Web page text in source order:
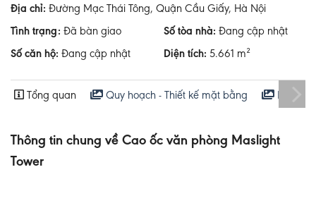
Địa chỉ: Đường Mạc Thái Tông, Quận Cầu Giấy, Hà Nội
Tình trạng: Đã bàn giao Số tòa nhà: Đang cập nhật
Số căn hộ: Đang cập nhật Diện tích: 5.661 m²
Tổng quan Quy hoạch - Thiết kế mặt bằng
Thông tin chung về Cao ốc văn phòng Maslight
Tower